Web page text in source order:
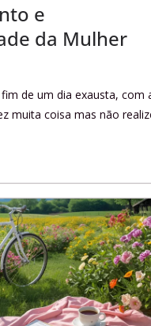
e
da Mulher
de um dia exausta, com
muita coisa mas não